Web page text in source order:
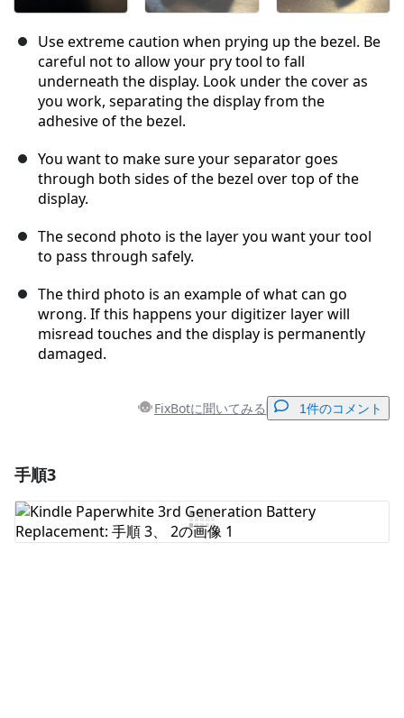
Use extreme caution when prying up the bezel. Be
careful not to allow your pry tool to fall
underneath the display. Look under the cover as
you work, separating the display from the
adhesive of the bezel.
You want to make sure your separator goes
through both sides of the bezel over top of the
display.
The second photo is the layer you want your tool
to pass through safely.
The third photo is an example of what can go
wrong. If this happens your digitizer layer will
misread touches and the display is permanently
damaged.
FixBotに聞いてみる 1件のコメント
コメントを追加
手順3